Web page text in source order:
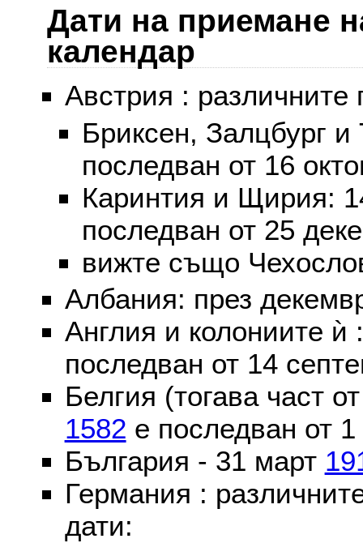
Дати на приемане
календар
Австрия :
Бриксен, Залцбург
последван от 16
Каринтия и Щирия:
последван от 25
вижте също
Албания: през
Англия и колониите
последван от 14
Белгия (тогава част
1582 е последван от
България - 31 март
Германия :
дати: